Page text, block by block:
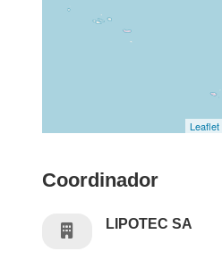
Leaflet
Coordinador
LIPOTEC SA